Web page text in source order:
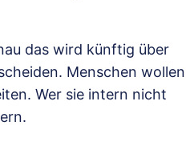
das wird künftig über
Menschen wollen
Wer sie intern nicht